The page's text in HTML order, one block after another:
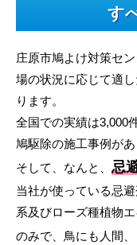
す
庄原市鳩よけ対策セ
場の状況に応じて適
ります。
全国での実績は3,000
鳩駆除の施工事例があ
そして、なんと、 忌
当社が使っている忌
系及びローズ種植物
のみで、鳥にも人間